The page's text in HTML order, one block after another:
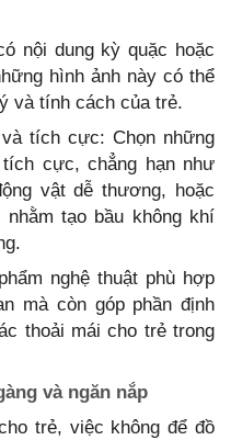
nội dung kỳ quặc hoặc
hình ảnh này có thể
và tính cách của trẻ.
tích cực: Chọn những
cực, chẳng hạn như
vật dễ thương, hoặc
tạo bầu không khí
nghệ thuật phù hợp
mà còn góp phần định
thoải mái cho trẻ trong
và ngăn nắp
trẻ, việc không để đồ